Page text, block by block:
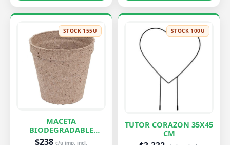
STOCK 155U
MACETA
BIODEGRADABLE
PEQUEÑA 7X8 CM
$238 c/u imp. incl.
STOCK 100U
TUTOR CORAZON 35X45
CM